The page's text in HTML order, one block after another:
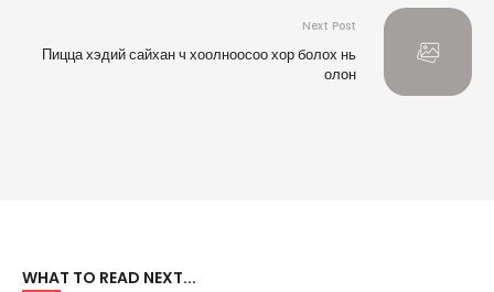
Next Post
Пицца хэдий сайхан ч хоолноосоо хор болох нь
олон
WHAT TO READ NEXT...